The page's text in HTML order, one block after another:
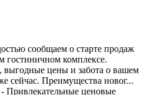
сообщаем о старте продаж
гостиничном комплексе.
выгодные цены и забота о вашем
сейчас. Преимущества новог...
Привлекательные ценовые